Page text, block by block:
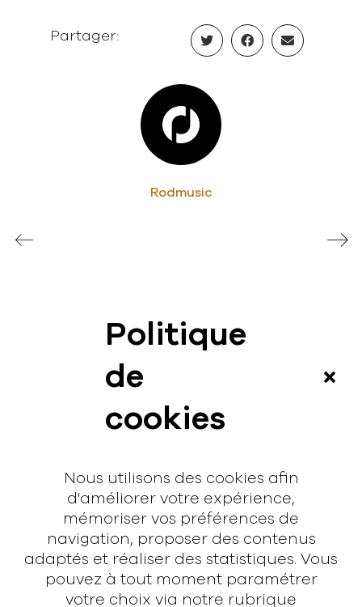
Politique
de
cookies
Nous utilisons des cookies afin
d'améliorer votre expérience,
mémoriser vos préférences de
navigation, proposer des contenus
adaptés et réaliser des statistiques. Vous
pouvez à tout moment paramétrer
votre choix via notre rubrique
Partager:
Rodmusic
Interview
Contact
hello@rodmusic.fr
SubmitHub
Groover